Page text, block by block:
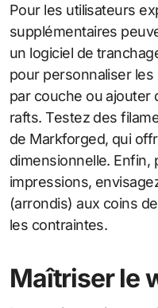
Pour les utilisateurs
supplémentaires
un logiciel de
pour personnaliser
par couche ou
rafts. Testez des
de Markforged, qui
dimensionnelle. Enfin,
impressions,
(arrondis) aux coins
les contraintes.
Maîtriser le